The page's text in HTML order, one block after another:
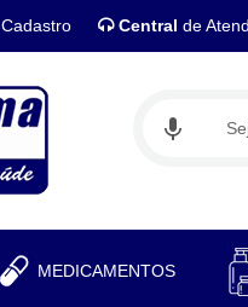
Cadastro Central de
MEDICAMENTOS